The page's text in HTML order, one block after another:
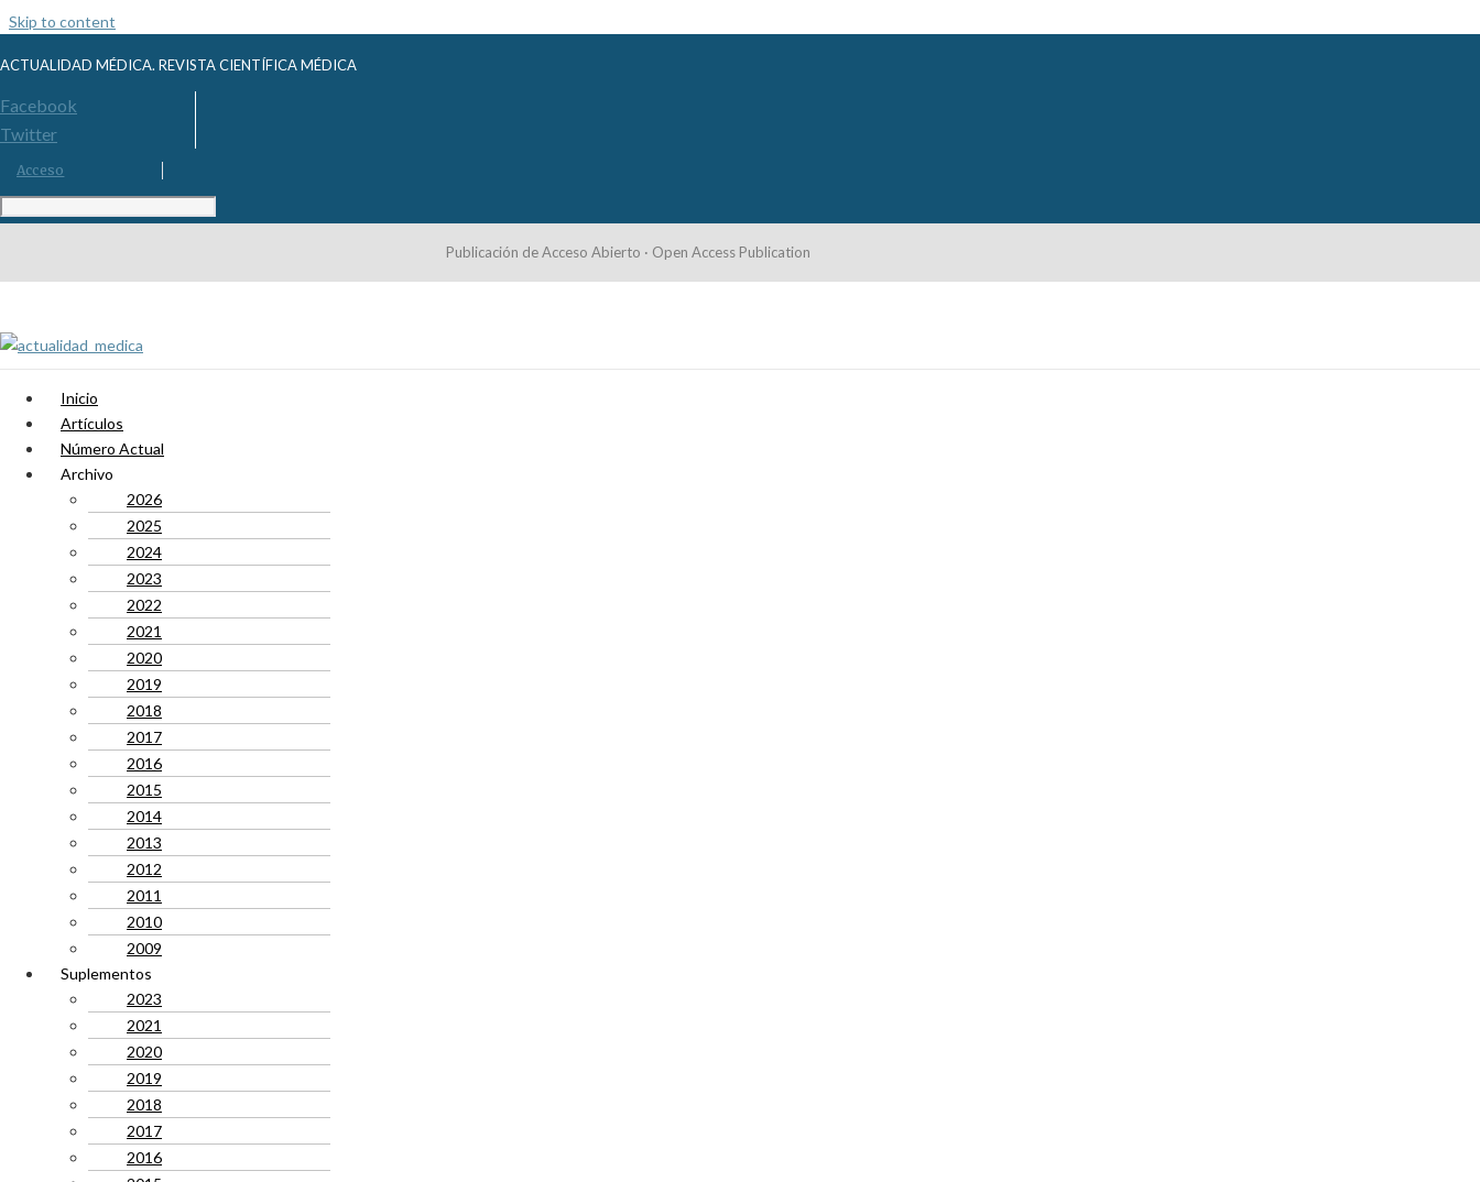
Skip to content
ACTUALIDAD MÉDICA. REVISTA CIENTÍFICA MÉDICA
Facebook
Twitter
Acceso
Publicación de Acceso Abierto · Open Access Publication
Inicio
Artículos
Número Actual
Archivo
2026
2025
2024
2023
2022
2021
2020
2019
2018
2017
2016
2015
2014
2013
2012
2011
2010
2009
Suplementos
2023
2021
2020
2019
2018
2017
2016